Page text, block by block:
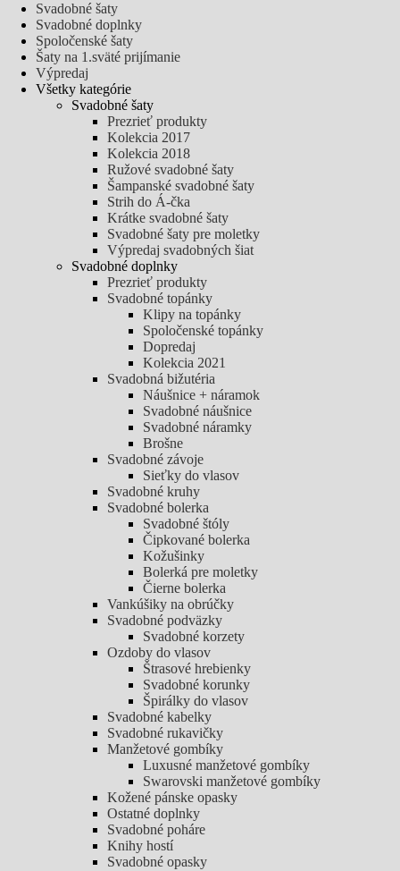
Svadobné šaty
Svadobné doplnky
Spoločenské šaty
Šaty na 1.sväté prijímanie
Výpredaj
Všetky kategórie
Svadobné šaty
Prezrieť produkty
Kolekcia 2017
Kolekcia 2018
Ružové svadobné šaty
Šampanské svadobné šaty
Strih do Á-čka
Krátke svadobné šaty
Svadobné šaty pre moletky
Výpredaj svadobných šiat
Svadobné doplnky
Prezrieť produkty
Svadobné topánky
Klipy na topánky
Spoločenské topánky
Dopredaj
Kolekcia 2021
Svadobná bižutéria
Náušnice + náramok
Svadobné náušnice
Svadobné náramky
Brošne
Svadobné závoje
Sieťky do vlasov
Svadobné kruhy
Svadobné bolerka
Svadobné štóly
Čipkované bolerka
Kožušinky
Bolerká pre moletky
Čierne bolerka
Vankúšiky na obrúčky
Svadobné podväzky
Svadobné korzety
Ozdoby do vlasov
Štrasové hrebienky
Svadobné korunky
Špirálky do vlasov
Svadobné kabelky
Svadobné rukavičky
Manžetové gombíky
Luxusné manžetové gombíky
Swarovski manžetové gombíky
Kožené pánske opasky
Ostatné doplnky
Svadobné poháre
Knihy hostí
Svadobné opasky